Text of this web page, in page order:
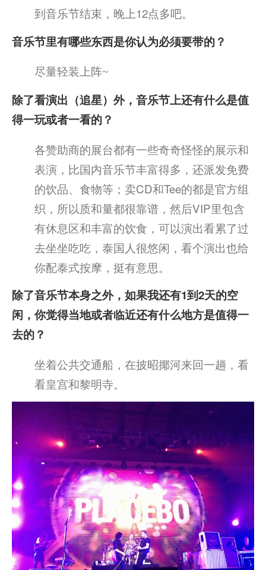
到音乐节结束，晚上12点多吧。
音乐节里有哪些东西是你认为必须要带的？
尽量轻装上阵~
除了看演出（追星）外，音乐节上还有什么是值
得一玩或者一看的？
各赞助商的展台都有一些奇奇怪怪的展示和
表演，比国内音乐节丰富得多，还派发免费
的饮品、食物等；卖CD和Tee的都是官方组
织，所以质和量都很靠谱，然后VIP里包含
有休息区和丰富的饮食，可以演出看累了过
去坐坐吃吃，泰国人很悠闲，看个演出也给
你配泰式按摩，挺有意思。
除了音乐节本身之外，如果我还有1到2天的空
闲，你觉得当地或者临近还有什么地方是值得一
去的？
坐着公共交通船，在披昭揶河来回一趟，看
看皇宫和黎明寺。